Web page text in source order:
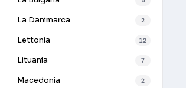
La Danimarca 2
Lettonia 12
Lituania 7
Macedonia 2